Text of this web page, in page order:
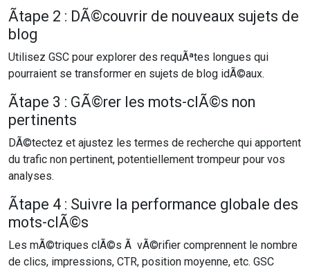
Ãtape 2 : DÃ©couvrir de nouveaux sujets de
blog
Utilisez GSC pour explorer des requÃªtes longues qui
pourraient se transformer en sujets de blog idÃ©aux.
Ãtape 3 : GÃ©rer les mots-clÃ©s non
pertinents
DÃ©tectez et ajustez les termes de recherche qui apportent
du trafic non pertinent, potentiellement trompeur pour vos
analyses.
Ãtape 4 : Suivre la performance globale des
mots-clÃ©s
Les mÃ©triques clÃ©s Ã vÃ©rifier comprennent le nombre
de clics, impressions, CTR, position moyenne, etc. GSC